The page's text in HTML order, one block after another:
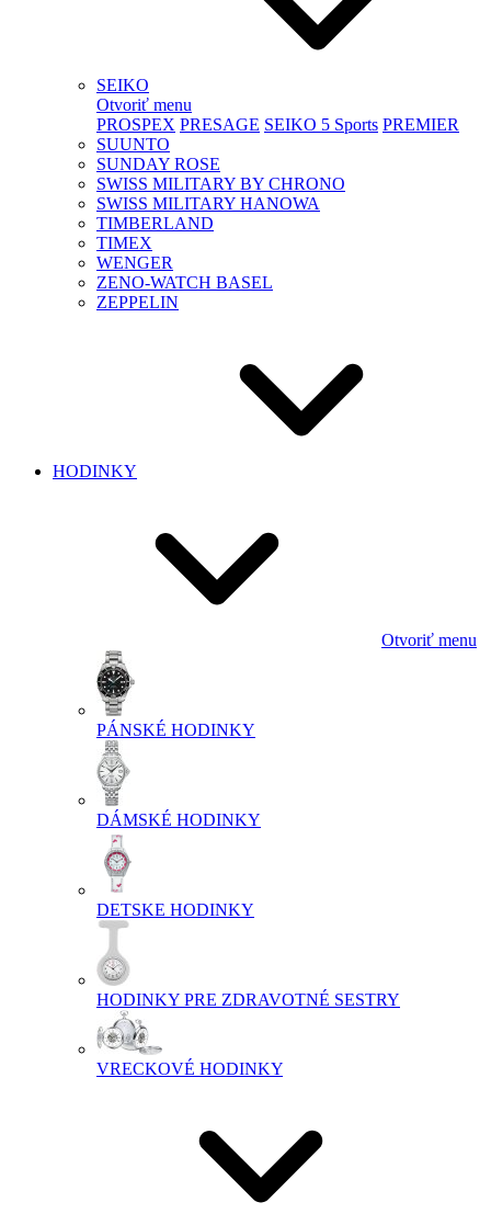
SEIKO
Otvoriť menu
PROSPEX PRESAGE SEIKO 5 Sports PREMIER
SUUNTO
SUNDAY ROSE
SWISS MILITARY BY CHRONO
SWISS MILITARY HANOWA
TIMBERLAND
TIMEX
WENGER
ZENO-WATCH BASEL
ZEPPELIN
HODINKY
Otvoriť menu
PÁNSKÉ HODINKY
DÁMSKÉ HODINKY
DETSKE HODINKY
HODINKY PRE ZDRAVOTNÉ SESTRY
VRECKOVÉ HODINKY